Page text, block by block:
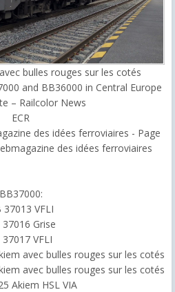
bulles rouges sur les cotés
ECR
BB37000:
37013 VFLI
37016 Grise
VFLI
avec bulles rouges sur les cotés
avec bulles rouges sur les cotés
Akiem HSL VIA